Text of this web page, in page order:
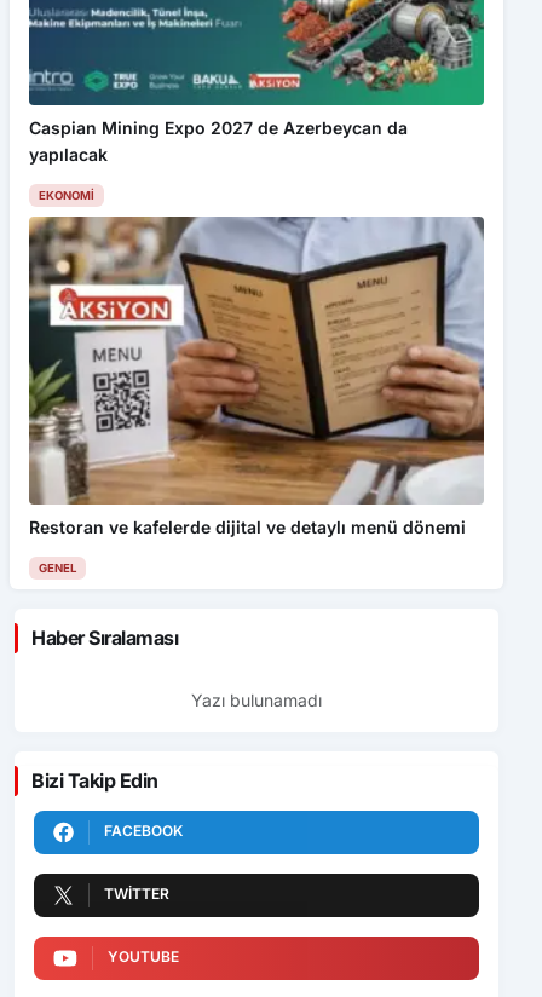
Caspian Mining Expo 2027 de Azerbeycan da
yapılacak
EKONOMI
Restoran ve kafelerde dijital ve detaylı menü dönemi
GENEL
Haber Sıralaması
Yazı bulunamadı
Bizi Takip Edin
FACEBOOK
TWITTER
YOUTUBE